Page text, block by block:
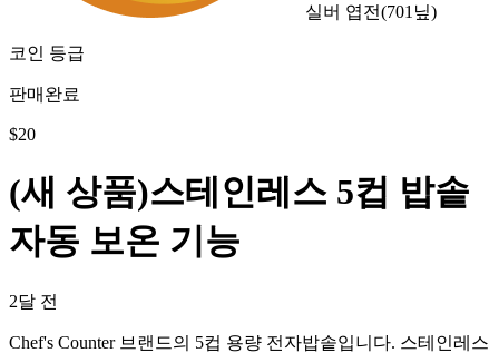
실버 엽전(701 닢)
코인 등급
판매완료
$20
(새 상품)스테인레스 5컵 밥솥
자동 보온 기능
2달 전
Chef's Counter 브랜드의 5컵 용량 전자밥솥입니다. 스테인레스